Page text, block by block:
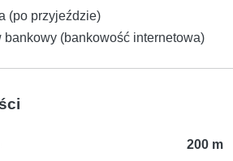
(po przyjeździe)
bankowy (bankowość internetowa)
200 m